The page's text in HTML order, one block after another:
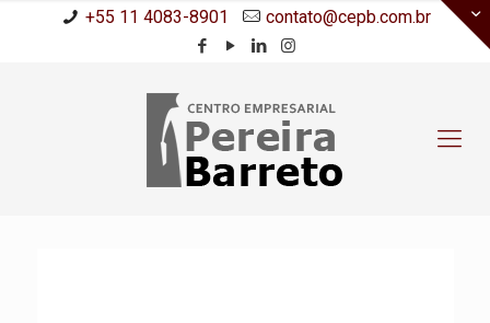
+55 11 4083-8901 contato@cepb.com.br